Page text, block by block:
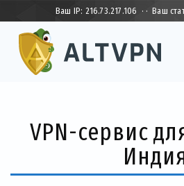
Ваш IP: 216.73.217.106 · · Ваш
VPN-сервис